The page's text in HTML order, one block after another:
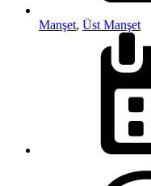
Manşet, Üst Manşet